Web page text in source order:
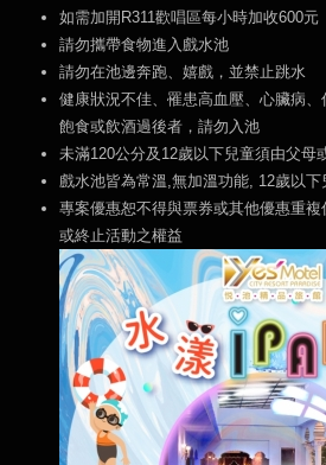
如需加開R311歡唱區每小時加收600元
請勿攜帶食物進入戲水池
請勿在池邊奔跑、嬉戲，並禁止跳水
健康狀況不佳、罹患高血壓、心臟病、
飽食或飲酒過後者，請勿入池
未滿120公分及12歲以下兒童須由父母
戲水池皆為常溫,無加溫功能, 12歲以
專案優惠恕不得與票券或其他優惠重
或終止活動之權益